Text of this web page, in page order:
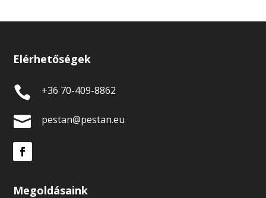
Elérhetőségek
 +36 70-409-8862
 pestan@pestan.eu
Megoldásaink